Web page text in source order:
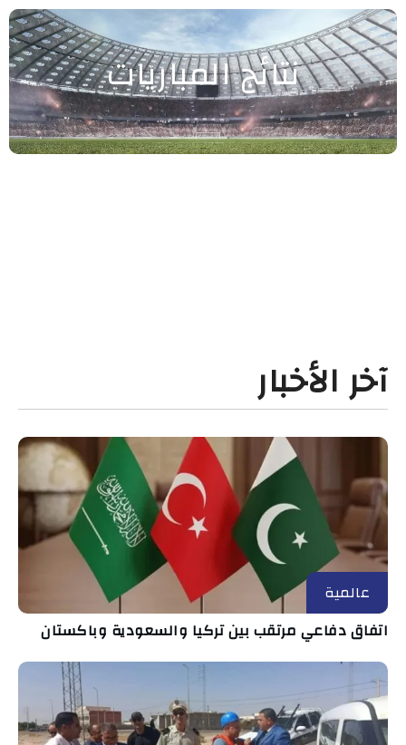
نتائج المباريات
آخر الأخبار
عالمية
اتفاق دفاعي مرتقب بين تركيا والسعودية وباكستان